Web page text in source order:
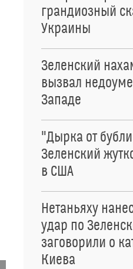
грандиозный
Украины
Зеленский
вызвал
Западе
"Дырка от
Зеленский
в США
Нетаньяху
удар по
заговорили о
Киева